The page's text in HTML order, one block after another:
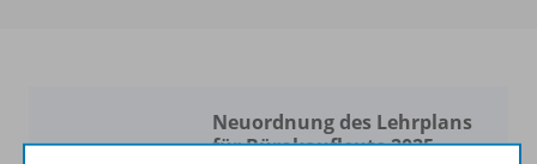
Neuordnung des Lehrplans
für Bürokaufleute 2025